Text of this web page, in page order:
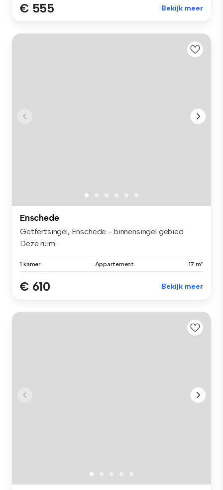
€ 555 Bekijk meer
Enschede
Getfertsingel, Enschede - binnensingel gebied
Deze ruim...
1 kamer Appartement 17 m²
€ 610 Bekijk meer